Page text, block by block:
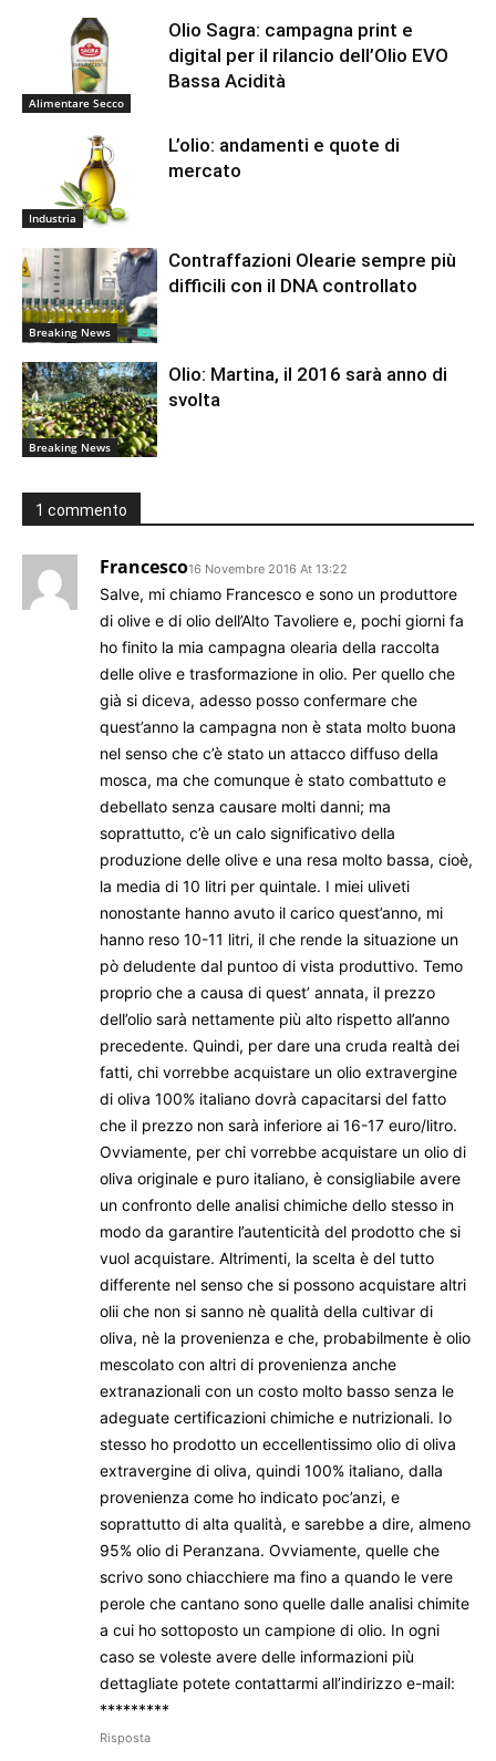
Alimentare Secco
Olio Sagra: campagna print e
digital per il rilancio dell’Olio EVO
Bassa Acidità
Industria
L’olio: andamenti e quote di
mercato
Breaking News
Contraffazioni Olearie sempre più
difficili con il DNA controllato
Breaking News
Olio: Martina, il 2016 sarà anno di
svolta
1 commento
Francesco16 Novembre 2016 At 13:22
Salve, mi chiamo Francesco e sono un produttore
di olive e di olio dell’Alto Tavoliere e, pochi giorni fa
ho finito la mia campagna olearia della raccolta
delle olive e trasformazione in olio. Per quello che
già si diceva, adesso posso confermare che
quest’anno la campagna non è stata molto buona
nel senso che c’è stato un attacco diffuso della
mosca, ma che comunque è stato combattuto e
debellato senza causare molti danni; ma
soprattutto, c’è un calo significativo della
produzione delle olive e una resa molto bassa, cioè,
la media di 10 litri per quintale. I miei uliveti
nonostante hanno avuto il carico quest’anno, mi
hanno reso 10-11 litri, il che rende la situazione un
pò deludente dal puntoo di vista produttivo. Temo
proprio che a causa di quest’ annata, il prezzo
dell’olio sarà nettamente più alto rispetto all’anno
precedente. Quindi, per dare una cruda realtà dei
fatti, chi vorrebbe acquistare un olio extravergine
di oliva 100% italiano dovrà capacitarsi del fatto
che il prezzo non sarà inferiore ai 16-17 euro/litro.
Ovviamente, per chi vorrebbe acquistare un olio di
oliva originale e puro italiano, è consigliabile avere
un confronto delle analisi chimiche dello stesso in
modo da garantire l’autenticità del prodotto che si
vuol acquistare. Altrimenti, la scelta è del tutto
differente nel senso che si possono acquistare altri
olii che non si sanno nè qualità della cultivar di
oliva, nè la provenienza e che, probabilmente è olio
mescolato con altri di provenienza anche
extranazionali con un costo molto basso senza le
adeguate certificazioni chimiche e nutrizionali. Io
stesso ho prodotto un eccellentissimo olio di oliva
extravergine di oliva, quindi 100% italiano, dalla
provenienza come ho indicato poc’anzi, e
soprattutto di alta qualità, e sarebbe a dire, almeno
95% olio di Peranzana. Ovviamente, quelle che
scrivo sono chiacchiere ma fino a quando le vere
perole che cantano sono quelle dalle analisi chimite
a cui ho sottoposto un campione di olio. In ogni
caso se voleste avere delle informazioni più
dettagliate potete contattarmi all’indirizzo e-mail:
*********
Risposta